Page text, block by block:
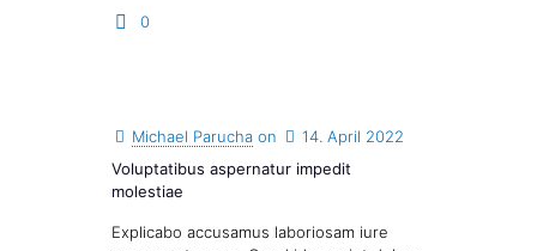
0
Michael Parucha on
14. April 2022
Voluptatibus aspernatur impedit
molestiae
Explicabo accusamus laboriosam iure